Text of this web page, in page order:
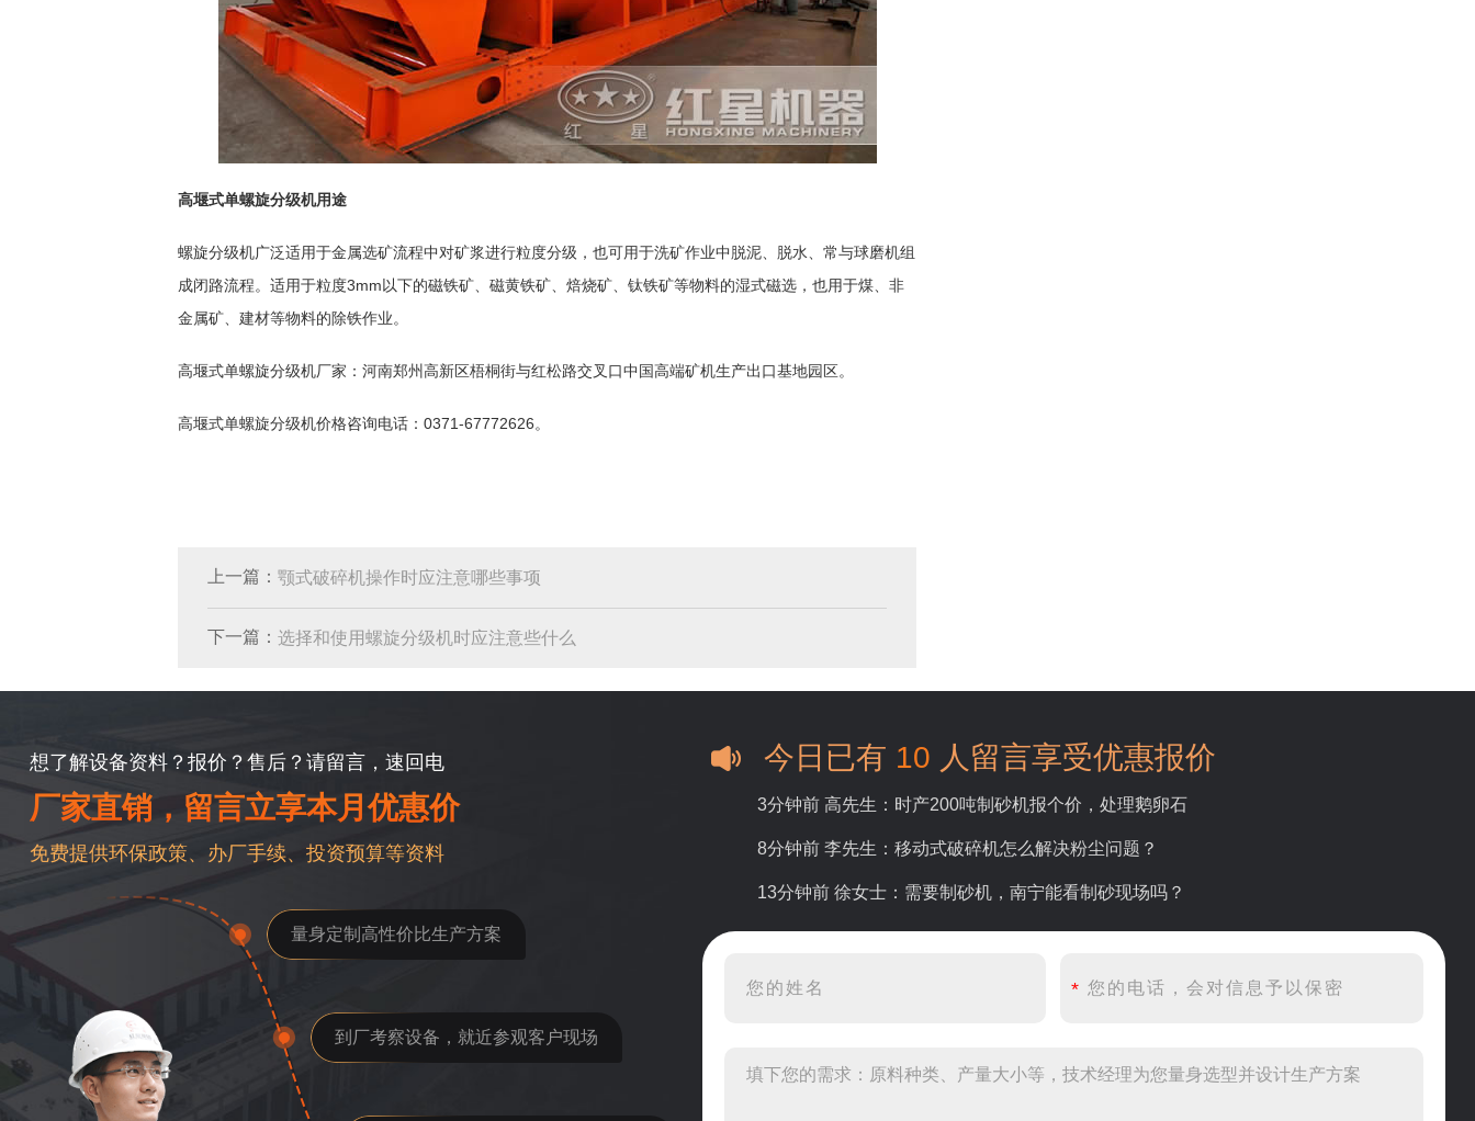
高堰式单螺旋分级机用途
螺旋分级机广泛适用于金属选矿流程中对矿浆进行粒度分级，也可用于洗矿作业中脱泥、脱水、常与球磨机组
成闭路流程。适用于粒度3mm以下的磁铁矿、磁黄铁矿、焙烧矿、钛铁矿等物料的湿式磁选，也用于煤、非
金属矿、建材等物料的除铁作业。
高堰式单螺旋分级机厂家：河南郑州高新区梧桐街与红松路交叉口中国高端矿机生产出口基地园区。
高堰式单螺旋分级机价格咨询电话：0371-67772626。
上一篇： 颚式破碎机操作时应注意哪些事项
下一篇： 选择和使用螺旋分级机时应注意些什么
想了解设备资料？报价？售后？请留言，速回电
厂家直销，留言立享本月优惠价
免费提供环保政策、办厂手续、投资预算等资料
量身定制高性价比生产方案
到厂考察设备，就近参观客户现场
今日已有 10 人留言享受优惠报价
3分钟前 高先生：时产200吨制砂机报个价，处理鹅卵石
8分钟前 李先生：移动式破碎机怎么解决粉尘问题？
13分钟前 徐女士：需要制砂机，南宁能看制砂现场吗？
16分钟前 程先生：破碎生产线出个方案及报价，有什么售后服务？
22分钟前 郑女士：想了解时产500吨锤破，加工石灰石
36分钟前 罗先生：每小时100吨左右的鄂破和反击破，推荐下型号